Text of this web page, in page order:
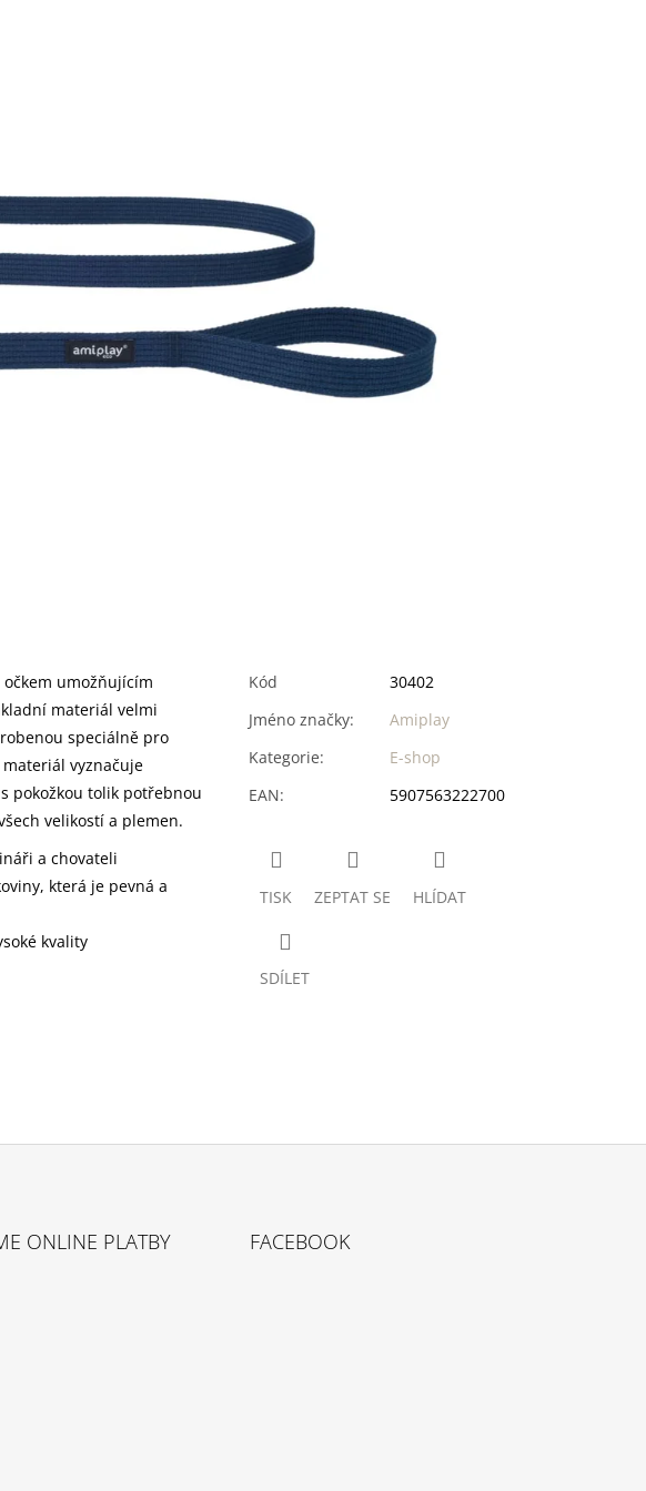
umožňujícím
materiál velmi
speciálně pro
vyznačuje
pokožkou tolik potřebnou
velikostí a plemen.
a chovateli
která je pevná a
kvality
Kód
30402
Jméno značky:
Amiplay
Kategorie:
E-shop
EAN: 5907563222700
TISK ZEPTAT SE HLÍDAT
SDÍLET
ONLINE PLATBY FACEBOOK